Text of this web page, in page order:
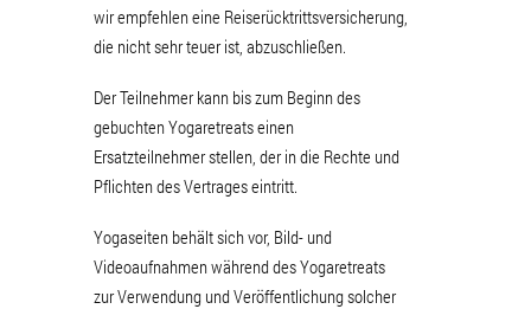
wir empfehlen eine Reiserücktrittsversicherung,
die nicht sehr teuer ist, abzuschließen.
Der Teilnehmer kann bis zum Beginn des
gebuchten Yogaretreats einen
Ersatzteilnehmer stellen, der in die Rechte und
Pflichten des Vertrages eintritt.
Yogaseiten behält sich vor, Bild- und
Videoaufnahmen während des Yogaretreats
zur Verwendung und Veröffentlichung solcher